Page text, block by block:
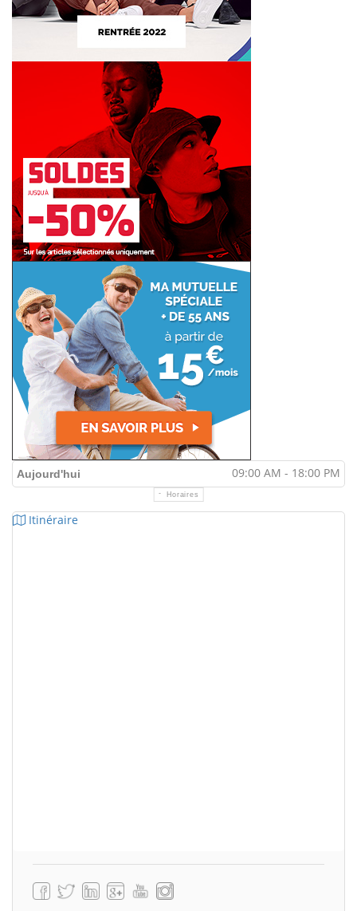
Aujourd'hui 09:00 AM - 18:00 PM
Horaires
Itinéraire